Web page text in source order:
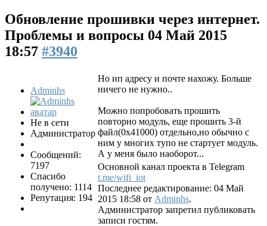
Обновление прошивки через интернет.
Проблемы и вопросы 04 Май 2015
18:57 #3940
Adminhs
Не в сети
Администратор
Сообщений:
7197
Спасибо
получено: 1114
Репутация: 194
Но ип адресу и почте нахожу. Больше
ничего не нужно..
Можно попробовать прошить
повторно модуль, еще прошить 3-й
файл(0x41000) отдельно,но обычно с
ним у многих тупо не стартует модуль.
А у меня было наоборот...
Основной канал проекта в Telegram
t.me/wifi_iot
Последнее редактирование: 04 Май
2015 18:58 от Adminhs.
Администратор запретил публиковать
записи гостям.